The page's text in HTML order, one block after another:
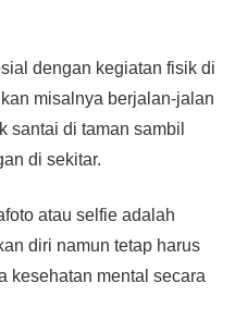
dengan kegiatan fisik di
misalnya berjalan-jalan
santai di taman sambil
di sekitar.
atau selfie adalah
diri namun tetap harus
kesehatan mental secara